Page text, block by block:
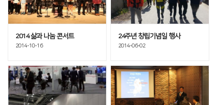
2014 삶과 나눔 콘서트
2014-10-16
24주년 창립기념일 행사
2014-06-02